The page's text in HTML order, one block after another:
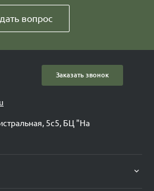
вопрос
Заказать звонок
5с5, БЦ "На